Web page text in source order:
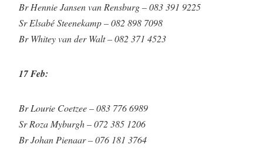
Br Hennie Jansen van Rensburg – 083 391 9225
Sr Elsabé Steenekamp – 082 898 7098
Br Whitey van der Walt – 082 371 4523
17 Feb:
Br Lourie Coetzee – 083 776 6989
Sr Roza Myburgh – 072 385 1206
Br Johan Pienaar – 076 181 3764